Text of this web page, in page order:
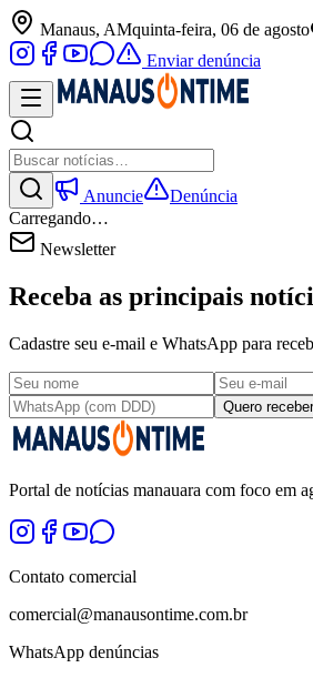
Manaus, AMquinta-feira, 06 de agosto
Enviar denúncia
Anuncie
Denúncia
Carregando…
Newsletter
Receba as principais
Cadastre seu e-mail e WhatsApp para
Quero receber
Portal de notícias manauara com foco em
Contato comercial
comercial@manausontime.com.br
WhatsApp denúncias